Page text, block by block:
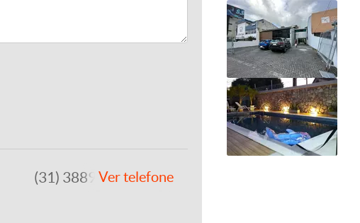
(31) 3889-4765Ver telefone